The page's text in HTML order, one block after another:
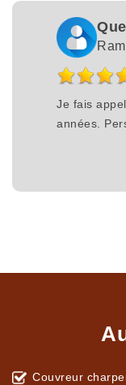
Je fais
années.
Couvreur